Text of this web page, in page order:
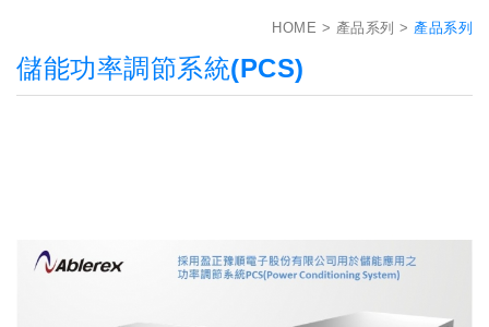
HOME 產品系列 產品系列
儲能功率調節系統(PCS)
訂單查詢
個人資料修改